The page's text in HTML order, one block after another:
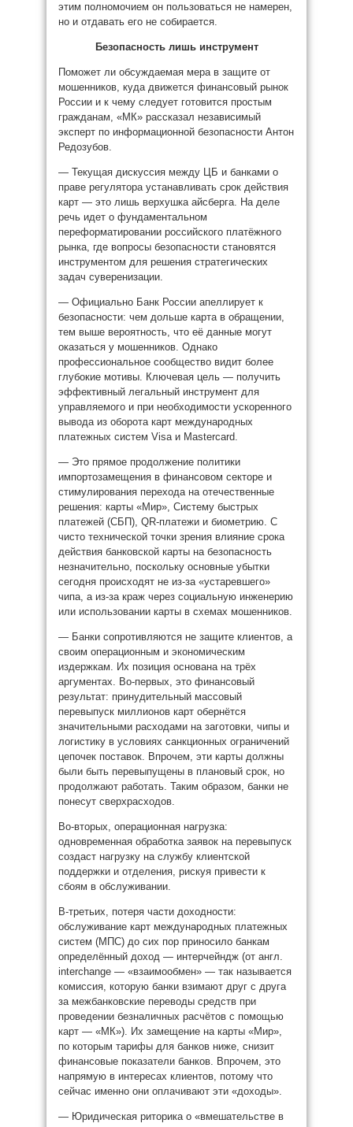
этим полномочием он пользоваться не намерен,
но и отдавать его не собирается.
Безопасность лишь инструмент
Поможет ли обсуждаемая мера в защите от
мошенников, куда движется финансовый рынок
России и к чему следует готовится простым
гражданам, «МК» рассказал независимый
эксперт по информационной безопасности Антон
Редозубов.
— Текущая дискуссия между ЦБ и банками о
праве регулятора устанавливать срок действия
карт — это лишь верхушка айсберга. На деле
речь идет о фундаментальном
переформатировании российского платёжного
рынка, где вопросы безопасности становятся
инструментом для решения стратегических
задач суверенизации.
— Официально Банк России апеллирует к
безопасности: чем дольше карта в обращении,
тем выше вероятность, что её данные могут
оказаться у мошенников. Однако
профессиональное сообщество видит более
глубокие мотивы. Ключевая цель — получить
эффективный легальный инструмент для
управляемого и при необходимости ускоренного
вывода из оборота карт международных
платежных систем Visa и Mastercard.
— Это прямое продолжение политики
импортозамещения в финансовом секторе и
стимулирования перехода на отечественные
решения: карты «Мир», Систему быстрых
платежей (СБП), QR-платежи и биометрию. С
чисто технической точки зрения влияние срока
действия банковской карты на безопасность
незначительно, поскольку основные убытки
сегодня происходят не из-за «устаревшего»
чипа, а из-за краж через социальную инженерию
или использовании карты в схемах мошенников.
— Банки сопротивляются не защите клиентов, а
своим операционным и экономическим
издержкам. Их позиция основана на трёх
аргументах. Во-первых, это финансовый
результат: принудительный массовый
перевыпуск миллионов карт обернётся
значительными расходами на заготовки, чипы и
логистику в условиях санкционных ограничений
цепочек поставок. Впрочем, эти карты должны
были быть перевыпущены в плановый срок, но
продолжают работать. Таким образом, банки не
понесут сверхрасходов.
Во-вторых, операционная нагрузка:
одновременная обработка заявок на перевыпуск
создаст нагрузку на службу клиентской
поддержки и отделения, рискуя привести к
сбоям в обслуживании.
В-третьих, потеря части доходности:
обслуживание карт международных платежных
систем (МПС) до сих пор приносило банкам
определённый доход — интерчейндж (от англ.
interchange — «взаимообмен» — так называется
комиссия, которую банки взимают друг с друга
за межбанковские переводы средств при
проведении безналичных расчётов с помощью
карт — «МК»). Их замещение на карты «Мир»,
по которым тарифы для банков ниже, снизит
финансовые показатели банков. Впрочем, это
напрямую в интересах клиентов, потому что
сейчас именно они оплачивают эти «доходы».
— Юридическая риторика о «вмешательстве в